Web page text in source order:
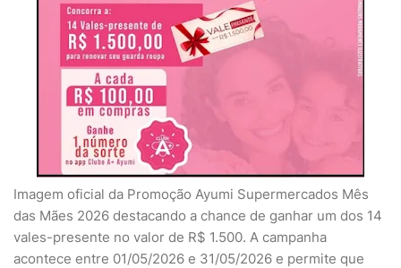
Imagem oficial da Promoção Ayumi Supermercados Mês
das Mães 2026 destacando a chance de ganhar um dos 14
vales-presente no valor de R$ 1.500. A campanha
acontece entre 01/05/2026 e 31/05/2026 e permite que